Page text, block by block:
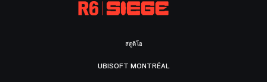
สตูดิโอ
UBISOFT MONTRÉAL